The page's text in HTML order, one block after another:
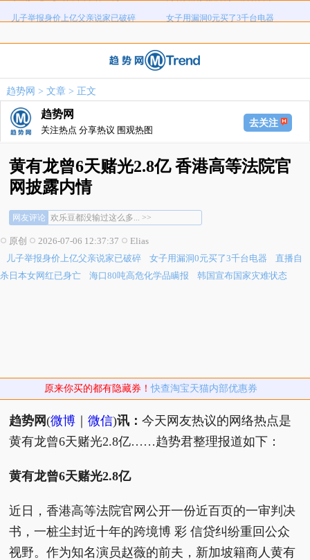
儿子举报身价上亿父亲说家已破碎 女子用漏洞0元买了3千台电器
员工用代码17小时删光公司89TB数据
泰航拒绝20多名中国乘客登机
趋势网 > 文章> 正文
趋势网
关注热点 分享热议 围观热图
去关注
黄有龙曾6天赌光2.8亿 香港高等法院官
网披露内情
网友评论 欢乐豆都没输过这么多... >>
都是急功近利惹得祸... >>
欢乐豆都没输过这么多... >>
一语惊醒梦中人，顶级洗qian大佬啊... >>
原创 2026-07-06 12:37:37
Elias
儿子举报身价上亿父亲说家已破碎
女子用漏洞0元买了3千台电器
直播自
杀日本女网红已身亡
海口80吨高危化学品瞒报 韩国宣布国家灾难状态
原来你买的都有隐藏券！快查淘宝天猫内部优惠券
趋势网(微博 ｜微信)讯：今天网友热议的网络热点是
黄有龙曾6天赌光2.8亿……趋势君整理报道如下：
黄有龙曾6天赌光2.8亿
近日，香港高等法院官网公开一份近百页的一审判决
书，一桩尘封近十年的跨境博 彩 信贷纠纷重回公众
视野。作为知名演员赵薇的前夫，新加坡籍商人黄有